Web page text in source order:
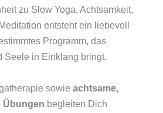
zu Slow Yoga, Achtsamkeit,
entsteht ein liebevoll
Programm, das
Seele in Einklang bringt.
sowie achtsame,
Übungen begleiten Dich